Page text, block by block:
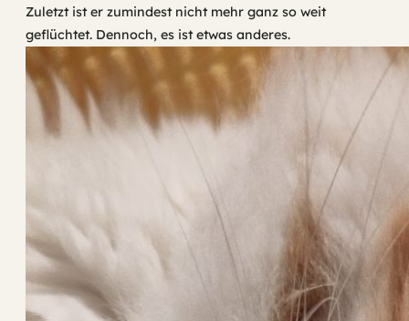
Zuletzt ist er zumindest nicht mehr ganz so weit
geflüchtet. Dennoch, es ist etwas anderes.